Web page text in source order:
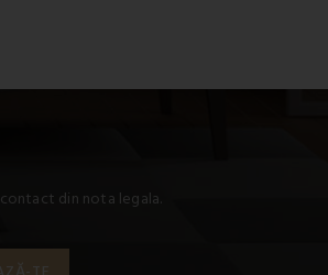
din nota legala.